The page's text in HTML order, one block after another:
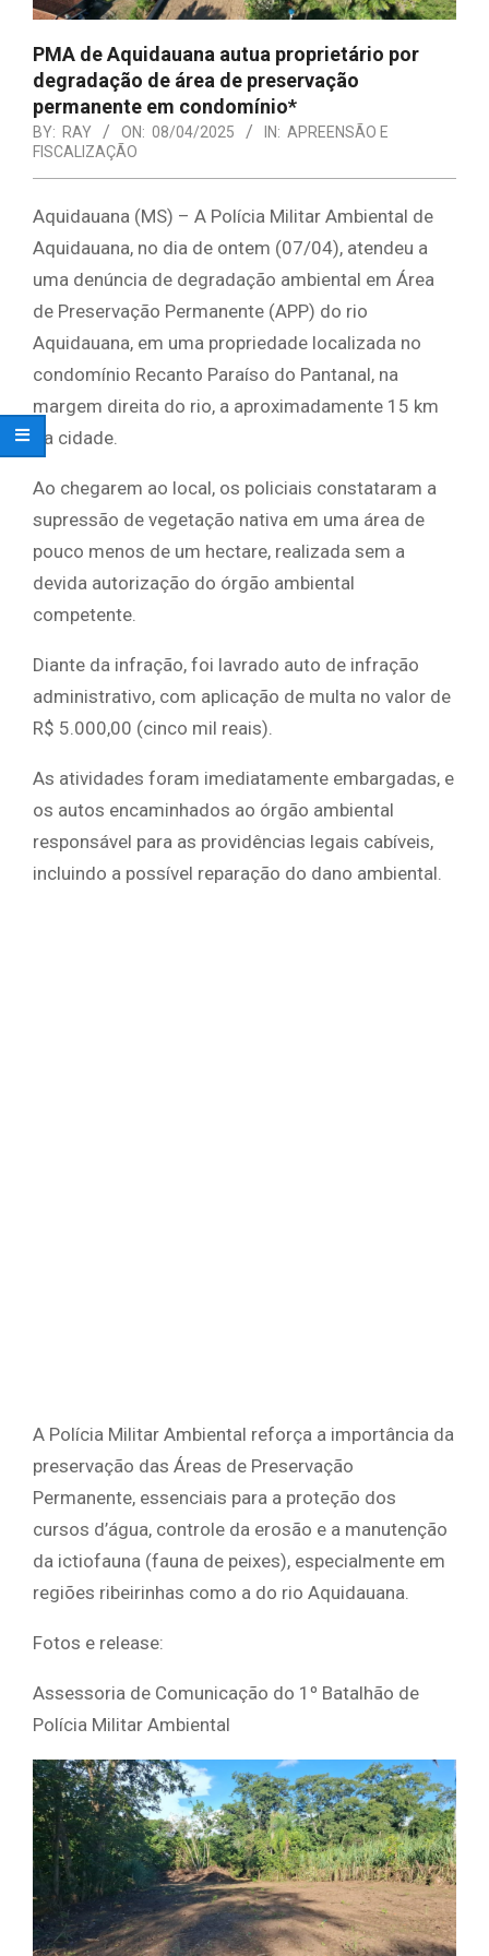
PMA de Aquidauana autua proprietário por
degradação de área de preservação
permanente em condomínio*
BY: RAY ON: 08/04/2025 IN: APREENSÃO E
FISCALIZAÇÃO
Aquidauana (MS) – A Polícia Militar Ambiental de
Aquidauana, no dia de ontem (07/04), atendeu a
uma denúncia de degradação ambiental em Área
de Preservação Permanente (APP) do rio
Aquidauana, em uma propriedade localizada no
condomínio Recanto Paraíso do Pantanal, na
margem direita do rio, a aproximadamente 15 km
da cidade.
Ao chegarem ao local, os policiais constataram a
supressão de vegetação nativa em uma área de
pouco menos de um hectare, realizada sem a
devida autorização do órgão ambiental
competente.
Diante da infração, foi lavrado auto de infração
administrativo, com aplicação de multa no valor de
R$ 5.000,00 (cinco mil reais).
As atividades foram imediatamente embargadas, e
os autos encaminhados ao órgão ambiental
responsável para as providências legais cabíveis,
incluindo a possível reparação do dano ambiental.
A Polícia Militar Ambiental reforça a importância da
preservação das Áreas de Preservação
Permanente, essenciais para a proteção dos
cursos d’água, controle da erosão e a manutenção
da ictiofauna (fauna de peixes), especialmente em
regiões ribeirinhas como a do rio Aquidauana.
Fotos e release:
Assessoria de Comunicação do 1º Batalhão de
Polícia Militar Ambiental